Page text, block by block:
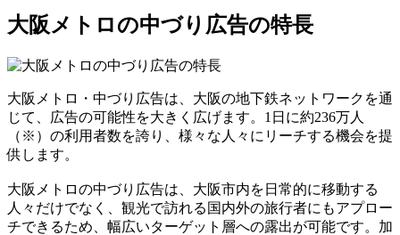
大阪メトロの中づり広告の特長
大阪メトロ・中づり広告は、大阪の地下鉄ネットワークを通
じて、広告の可能性を大きく広げます。1日に約236万人
（※）の利用者数を誇り、様々な人々にリーチする機会を提
供します。
大阪メトロの中づり広告は、大阪市内を日常的に移動する
人々だけでなく、観光で訪れる国内外の旅行者にもアプロー
チできるため、幅広いターゲット層への露出が可能です。加